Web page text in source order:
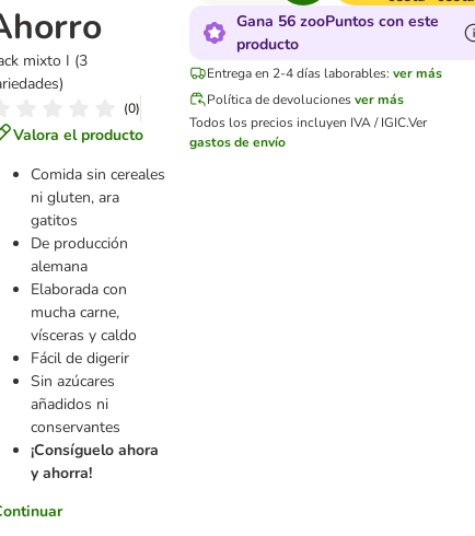
mixto I (3
(0)
Valora el producto
Comida sin cereales
ni gluten, ara
gatitos
De producción
alemana
Elaborada con
mucha carne,
vísceras y caldo
Fácil de digerir
Sin azúcares
añadidos ni
conservantes
¡Consíguelo ahora
y ahorra!
Gana 56 zooPuntos con este
producto
Entrega en 2-4 días laborables: ver más
Política de devoluciones ver más
Todos los precios incluyen IVA / IGIC.Ver
gastos de envío